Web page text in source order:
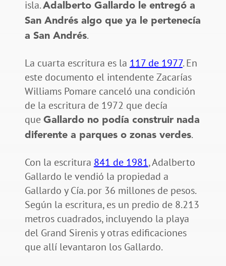
isla. Adalberto Gallardo le entregó a
San Andrés algo que ya le pertenecía
a San Andrés.
La cuarta escritura es la 117 de 1977. En
este documento el intendente Zacarías
Williams Pomare canceló una condición
de la escritura de 1972 que decía
que Gallardo no podía construir nada
diferente a parques o zonas verdes.
Con la escritura 841 de 1981, Adalberto
Gallardo le vendió la propiedad a
Gallardo y Cía. por 36 millones de pesos.
Según la escritura, es un predio de 8.213
metros cuadrados, incluyendo la playa
del Grand Sirenis y otras edificaciones
que allí levantaron los Gallardo.